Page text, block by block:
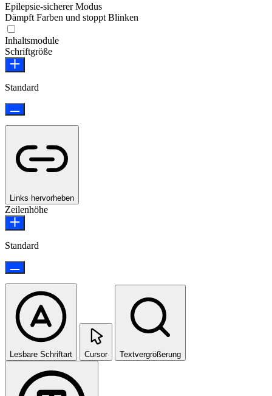
Epilepsie-sicherer Modus
Dämpft Farben und stoppt Blinken
Inhaltsmodule
Schriftgröße
Standard
Links hervorheben
Zeilenhöhe
Standard
Lesbare Schriftart Cursor Textvergrößerung